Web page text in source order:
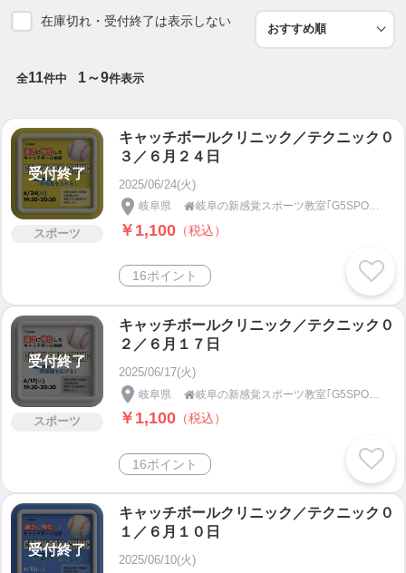
在庫切れ・受付終了は表示しない
全11件中 1～9件表示
受付終了
スポーツ
キャッチボールクリニック／テクニック０
３／６月２４日
2025/06/24(火)
岐阜県  岐阜の新感覚スポーツ教室｢G5SPORTS｣
￥1,100 （税込）
16ポイント
受付終了
スポーツ
キャッチボールクリニック／テクニック０
２／６月１７日
2025/06/17(火)
岐阜県 
￥1,100 （税込）
16ポイント
受付終了
キャッチボールクリニック／テクニック０
１／６月１０日
2025/06/10(火)